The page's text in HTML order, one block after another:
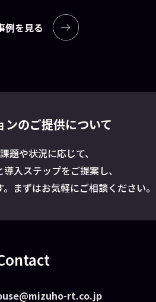
例を見る
ンのご提供について
題や状況に応じて、
入ステップをご提案し、
まずはお気軽にご相談ください。
rt.co.jp